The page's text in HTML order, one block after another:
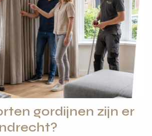
gordijnen zijn er